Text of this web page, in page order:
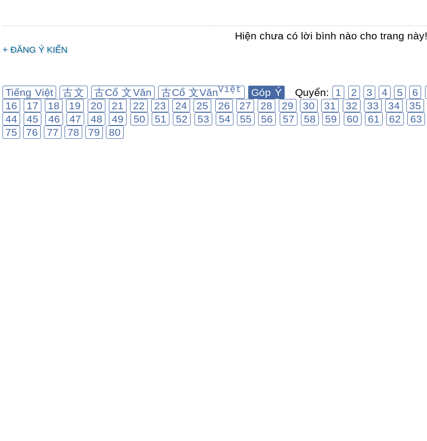
Hiện chưa có lời bình nào cho trang này!
+ ĐĂNG Ý KIẾN
Tiếng Việt 古文 古Cổ 文Văn 古Cổ 文VănViệt Góp Ý Quyển: 1 2 3 4 5 6
16
17 18 19 20 21 22 23 24 25 26 27 28 29 30 31 32 33 34 35
44
45 46 47 48 49 50 51 52 53 54 55 56 57 58 59 60 61 62 63
75
76 77 78 79 80